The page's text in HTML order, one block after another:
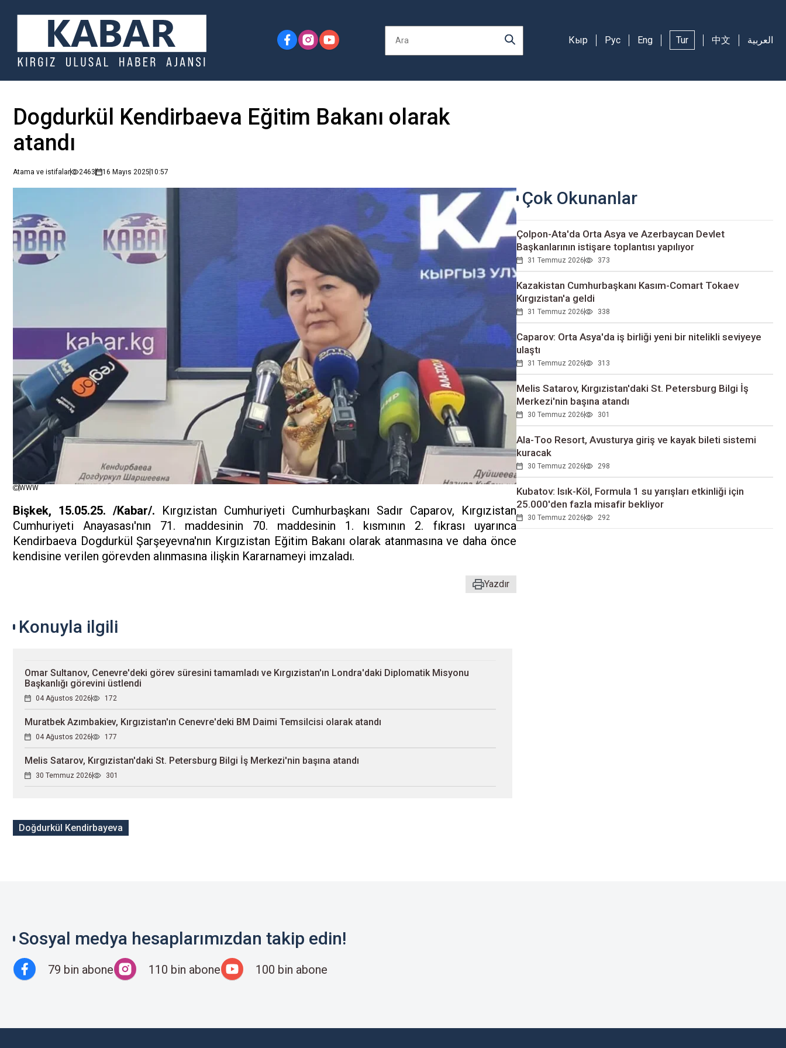
Кыр Рус Eng Tur 中文 العربية
Dogdurkül Kendirbaeva Eğitim Bakanı olarak
atandı
Atama ve istifalar 2463 16 Mayıs 202510:57
WWW
Bişkek, 15.05.25. /Kabar/. Kırgızistan Cumhuriyeti Cumhurbaşkanı Sadır Caparov, Kırgızistan
Cumhuriyeti Anayasası'nın 71. maddesinin 70. maddesinin 1. kısmının 2. fıkrası uyarınca
Kendirbaeva Dogdurkül Şarşeyevna'nın Kırgızistan Eğitim Bakanı olarak atanmasına ve daha önce
kendisine verilen görevden alınmasına ilişkin Kararnameyi imzaladı.
Yazdır
Çok Okunanlar
Çolpon-Ata'da Orta Asya ve Azerbaycan Devlet
Başkanlarının istişare toplantısı yapılıyor
31 Temmuz 2026 373
Kazakistan Cumhurbaşkanı Kasım-Comart Tokaev
Kırgızistan'a geldi
31 Temmuz 2026 338
Caparov: Orta Asya'da iş birliği yeni bir nitelikli seviyeye
ulaştı
31 Temmuz 2026 313
Melis Satarov, Kırgızistan'daki St. Petersburg Bilgi İş
Merkezi'nin başına atandı
30 Temmuz 2026 301
Ala-Too Resort, Avusturya giriş ve kayak bileti sistemi
kuracak
30 Temmuz 2026 298
Kubatov: Isık-Köl, Formula 1 su yarışları etkinliği için
25.000'den fazla misafir bekliyor
30 Temmuz 2026 292
Konuyla ilgili
Omar Sultanov, Cenevre'deki görev süresini tamamladı ve Kırgızistan'ın Londra'daki Diplomatik Misyonu
Başkanlığı görevini üstlendi
04 Ağustos 2026 172
Muratbek Azımbakiev, Kırgızistan'ın Cenevre'deki BM Daimi Temsilcisi olarak atandı
04 Ağustos 2026 177
Melis Satarov, Kırgızistan'daki St. Petersburg Bilgi İş Merkezi'nin başına atandı
30 Temmuz 2026 301
Doğdurkül Kendirbayeva
Sosyal medya hesaplarımızdan takip edin!
79 bin abone 110 bin abone 100 bin abone